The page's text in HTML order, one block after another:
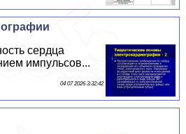
сердца
импульсов...
04 07 2026 3:32:42